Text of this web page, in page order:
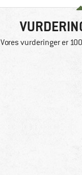
Vores vurderinger er